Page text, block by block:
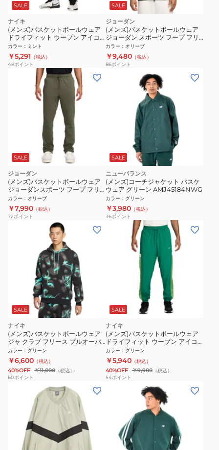
SALE
ナイキ
(メンズ)バスケットボールウェア
ドライフィット ウーブン アイコ
ン パンツ S FZ0251-376
カラー ： ミント
￥5,291 （税込）
48ポイント
SALE
ジョーダン
(メンズ)バスケットボールウェア
ジョーダン スポーツ フープ フリ
ース ドライフィット フルジップ
パーカー FV8602-222
カラー ： オリーブ
￥9,480 （税込）
86ポイント
SALE
ジョーダン
(メンズ)バスケットボールウェア
ジョーダンスポーツ フープ フリ
ース ドライフィット パンツ
FV8604-222
カラー ： オリーブ
￥7,990 （税込）
72ポイント
SALE
ニューバランス
(メンズ)コーチジャケット バスケ
ウェア グリーン AMJ45184NWG
カラー ： グリーン
￥3,980 （税込）
36ポイント
SALE
ナイキ
(メンズ)バスケットボールウェア
ジャ クラブ フリース プルオーバ
ー パーカー HV3379-339
カラー ： グリーン
￥6,600 （税込）
40%OFF ￥11,000（税込）
60ポイント
SALE
ナイキ
(メンズ)バスケットボールウェア
ドライフィット ウーブン アイコ
ン パンツ STR TF FZ0251-365
カラー ： グリーン
￥5,940 （税込）
40%OFF ￥9,900（税込）
54ポイント